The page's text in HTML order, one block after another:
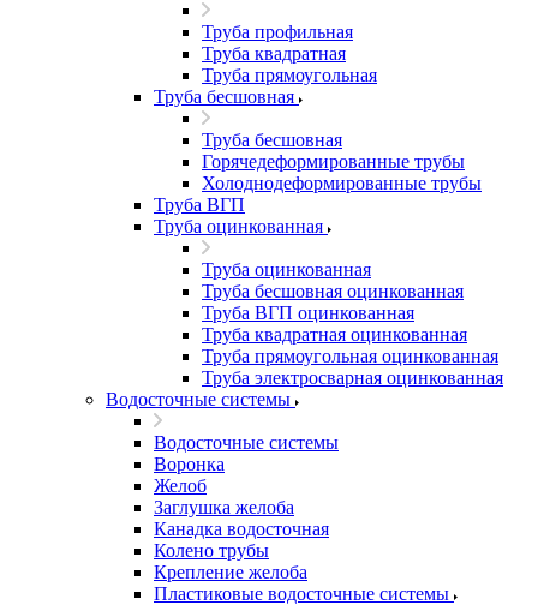
Труба профильная
Труба квадратная
Труба прямоугольная
Труба бесшовная
Труба бесшовная
Горячедеформированные трубы
Холоднодеформированные трубы
Труба ВГП
Труба оцинкованная
Труба оцинкованная
Труба бесшовная оцинкованная
Труба ВГП оцинкованная
Труба квадратная оцинкованная
Труба прямоугольная оцинкованная
Труба электросварная оцинкованная
Водосточные системы
Водосточные системы
Воронка
Желоб
Заглушка желоба
Канадка водосточная
Колено трубы
Крепление желоба
Пластиковые водосточные системы